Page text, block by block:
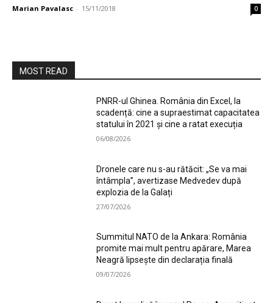
Marian Pavalasc - 15/11/2018 0
MOST READ
PNRR-ul Ghinea. România din Excel, la
scadență: cine a supraestimat capacitatea
statului în 2021 și cine a ratat execuția
06/08/2026
Dronele care nu s-au rătăcit: „Se va mai
întâmpla”, avertizase Medvedev după
explozia de la Galați
27/07/2026
Summitul NATO de la Ankara: România
promite mai mult pentru apărare, Marea
Neagră lipsește din declarația finală
09/07/2026